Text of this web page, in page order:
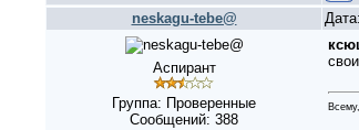
neskagu-tebe@
Аспирант
Группа: Проверенные
Сообщений: 388